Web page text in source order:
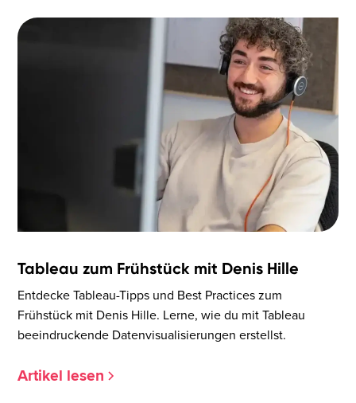
Tableau zum Frühstück mit Denis Hille
Entdecke Tableau-Tipps und Best Practices zum
Frühstück mit Denis Hille. Lerne, wie du mit Tableau
beeindruckende Datenvisualisierungen erstellst.
Artikel lesen